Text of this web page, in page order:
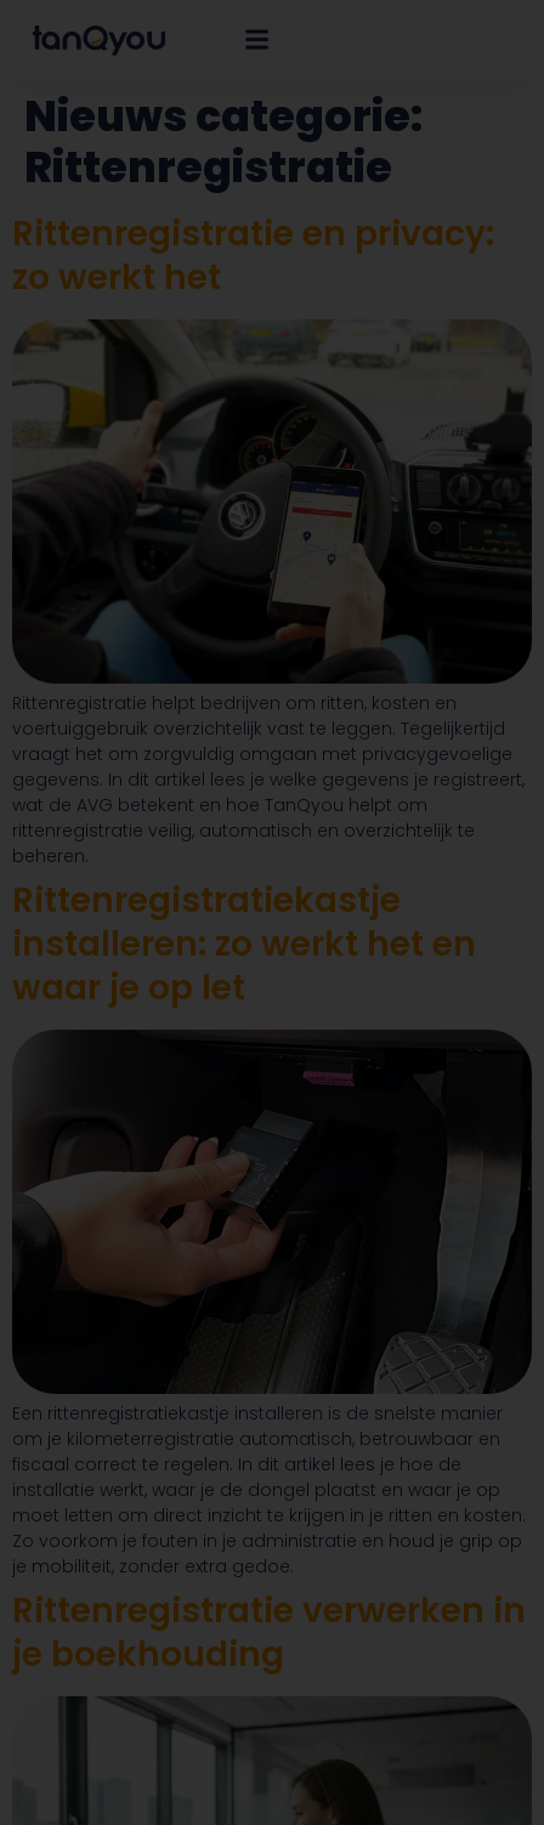
Nieuws categorie:
Rittenregistratie
Rittenregistratie en privacy:
zo werkt het
Rittenregistratie helpt bedrijven om ritten, kosten en
voertuiggebruik overzichtelijk vast te leggen. Tegelijkertijd
vraagt het om zorgvuldig omgaan met privacygevoelige
gegevens. In dit artikel lees je welke gegevens je registreert,
wat de AVG betekent en hoe TanQyou helpt om
rittenregistratie veilig, automatisch en overzichtelijk te
beheren.
Rittenregistratiekastje
installeren: zo werkt het en
waar je op let
Een rittenregistratiekastje installeren is de snelste manier
om je kilometerregistratie automatisch, betrouwbaar en
fiscaal correct te regelen. In dit artikel lees je hoe de
installatie werkt, waar je de dongel plaatst en waar je op
moet letten om direct inzicht te krijgen in je ritten en kosten.
Zo voorkom je fouten in je administratie en houd je grip op
je mobiliteit, zonder extra gedoe.
Rittenregistratie verwerken in
je boekhouding